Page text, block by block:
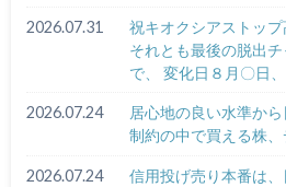
2026.07.31
祝キオクシアストッ
それとも最後の脱出
で、 変化日８月〇日
2026.07.24
居心地の良い水準か
制約の中で買える株
2026.07.24
信用投げ売り本番は